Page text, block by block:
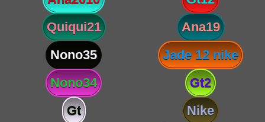
Quiqui21
Ana19
Nono35
Jade 12 nike
Nono34
Gt2
Gt
Nike